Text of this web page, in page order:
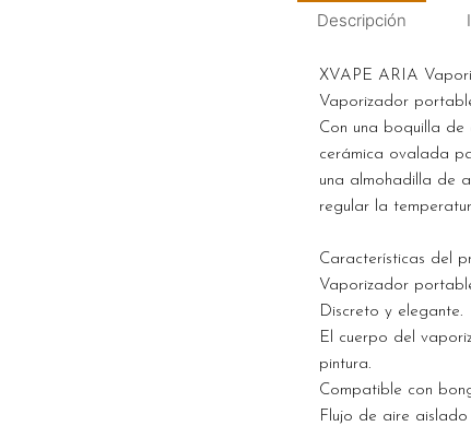
Descripción
XVAPE ARIA
Vaporizador
Con una boquilla de
cerámica ovalada
una almohadilla de
regular la
Características del
Vaporizador
Discreto y elegante.
El cuerpo del
pintura.
Compatible con
Flujo de aire aislado